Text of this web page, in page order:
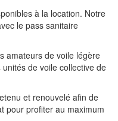
à la location. Notre
le pass sanitaire
amateurs de voile légère
de voile collective de
et renouvelé afin de
pour profiter au maximum